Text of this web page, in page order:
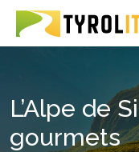
L’Alpe de
gourmets